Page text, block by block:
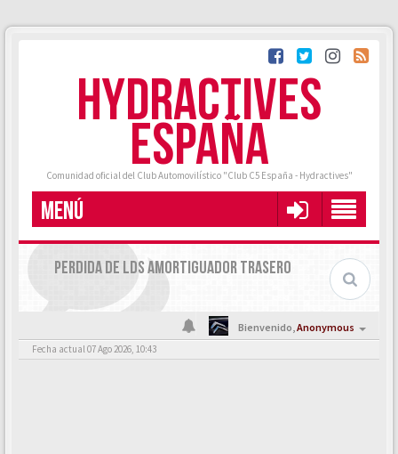
HYDRACTIVES
ESPAÑA
Comunidad oficial del Club Automovilístico "Club C5 España - Hydractives"
MENÚ
PERDIDA DE LDS AMORTIGUADOR TRASERO
Bienvenido,Anonymous
Fecha actual 07 Ago 2026, 10:43